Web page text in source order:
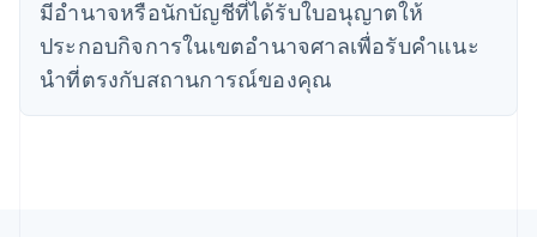
มีอํานาจหรือนักบัญชีที่ได้รับใบอนุญาตให้
ประกอบกิจการในเขตอํานาจศาลเพื่อรับคําแนะ
นําที่ตรงกับสถานการณ์ของคุณ
English
ไทย
ไทยEnglish
นอร์เวย์